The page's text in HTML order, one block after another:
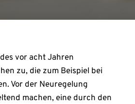
vor acht Jahren
zu, die zum Beispiel bei
Vor der Neuregelung
machen, eine durch den